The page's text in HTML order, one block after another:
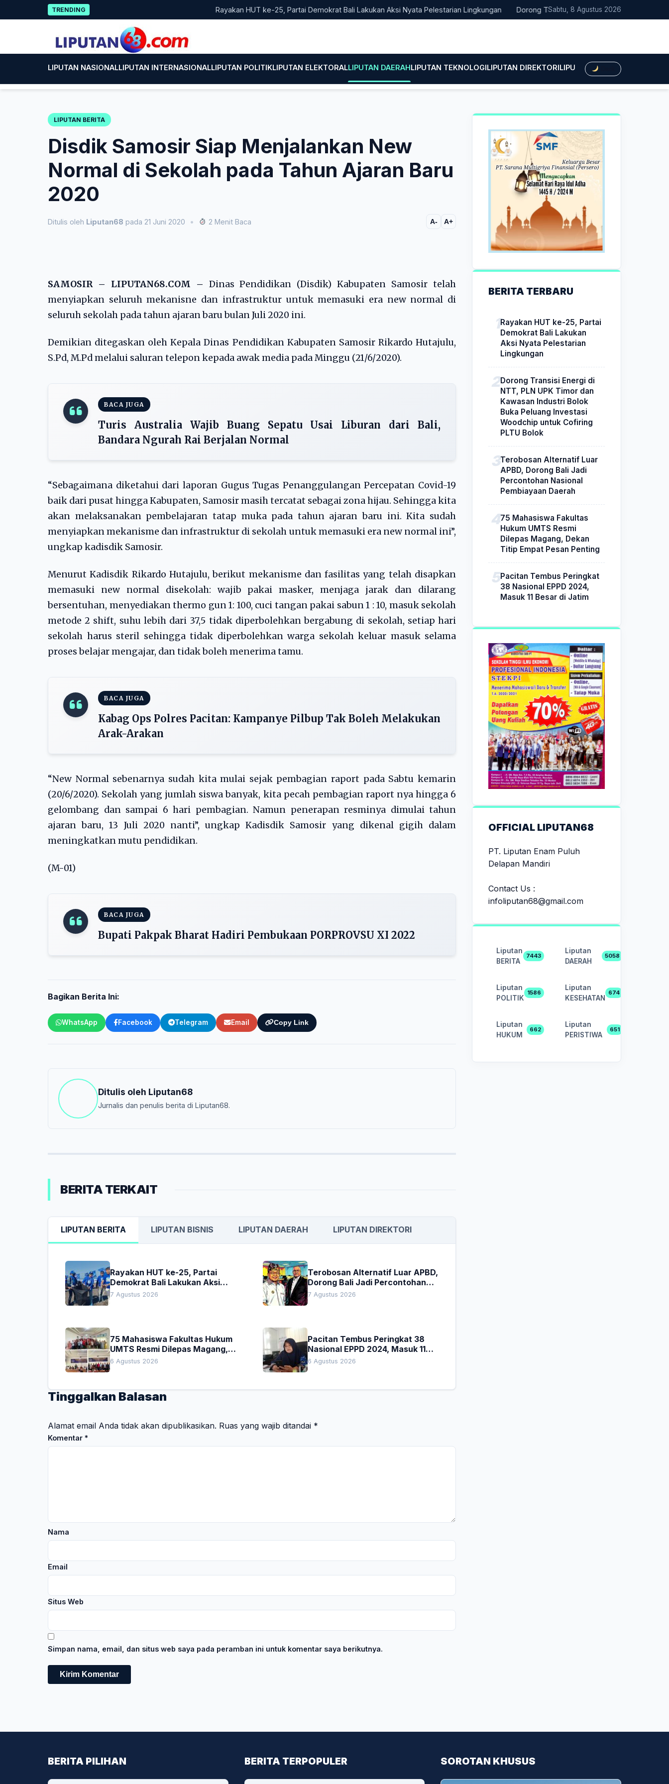
to
TRENDING Rayakan HUT ke-25, Partai Demokrat Bali Lakukan Aksi Nyata Pelestarian Lingkungan Dorong Transisi Energi di NTT, PLN UPK Timor
Sabtu, 8 Agustus 2026
LIPUTAN NASIONALLIPUTAN INTERNASIONALLIPUTAN POLITIKLIPUTAN ELEKTORALLIPUTAN DAERAHLIPUTAN TEKNOLOGILIPUTAN DIREKTORILIPUTAN HUKUMLIPUTAN
LIPUTAN BERITA
Disdik Samosir Siap Menjalankan New
Normal di Sekolah pada Tahun Ajaran Baru
2020
Ditulis oleh Liputan68 pada 21 Juni 2020 • 2 Menit Baca A- A+
SAMOSIR – LIPUTAN68.COM – Dinas Pendidikan (Disdik) Kabupaten Samosir telah
menyiapkan seluruh mekanisne dan infrastruktur untuk memasuki era new normal di
seluruh sekolah pada tahun ajaran baru bulan Juli 2020 ini.
Demikian ditegaskan oleh Kepala Dinas Pendidikan Kabupaten Samosir Rikardo Hutajulu,
S.Pd, M.Pd melalui saluran telepon kepada awak media pada Minggu (21/6/2020).
BACA JUGA
Turis Australia Wajib Buang Sepatu Usai Liburan dari Bali,
Bandara Ngurah Rai Berjalan Normal
“Sebagaimana diketahui dari laporan Gugus Tugas Penanggulangan Percepatan Covid-19
baik dari pusat hingga Kabupaten, Samosir masih tercatat sebagai zona hijau. Sehingga kita
akan melaksanakan pembelajaran tatap muka pada tahun ajaran baru ini. Kita sudah
menyiapkan mekanisme dan infrastruktur di sekolah untuk memasuki era new normal ini”,
ungkap kadisdik Samosir.
Menurut Kadisdik Rikardo Hutajulu, berikut mekanisme dan fasilitas yang telah disapkan
memasuki new normal disekolah: wajib pakai masker, menjaga jarak dan dilarang
bersentuhan, menyediakan thermo gun 1: 100, cuci tangan pakai sabun 1 : 10, masuk sekolah
metode 2 shift, suhu lebih dari 37,5 tidak diperbolehkan bergabung di sekolah, setiap hari
sekolah harus steril sehingga tidak diperbolehkan warga sekolah keluar masuk selama
proses belajar mengajar, dan tidak boleh menerima tamu.
BACA JUGA
Kabag Ops Polres Pacitan: Kampanye Pilbup Tak Boleh Melakukan
Arak-Arakan
“New Normal sebenarnya sudah kita mulai sejak pembagian raport pada Sabtu kemarin
(20/6/2020). Sekolah yang jumlah siswa banyak, kita pecah pembagian raport nya hingga 6
gelombang dan sampai 6 hari pembagian. Namun penerapan resminya dimulai tahun
ajaran baru, 13 Juli 2020 nanti”, ungkap Kadisdik Samosir yang dikenal gigih dalam
meningkatkan mutu pendidikan.
(M-01)
BACA JUGA
Bupati Pakpak Bharat Hadiri Pembukaan PORPROVSU XI 2022
Bagikan Berita Ini:
WhatsApp Facebook Telegram Email Copy Link
Ditulis oleh Liputan68
Jurnalis dan penulis berita di Liputan68.
BERITA TERKAIT
LIPUTAN BERITA LIPUTAN BISNIS LIPUTAN DAERAH LIPUTAN DIREKTORI
Rayakan HUT ke-25, Partai
Demokrat Bali Lakukan Aksi
Nyata Pelestarian Lingkungan
7 Agustus 2026
Terobosan Alternatif Luar APBD,
Dorong Bali Jadi Percontohan
Nasional Pembiayaan Daerah
7 Agustus 2026
75 Mahasiswa Fakultas Hukum
UMTS Resmi Dilepas Magang,
Dekan Titip Empat Pesan
6 Agustus 2026
Pacitan Tembus Peringkat 38
Nasional EPPD 2024, Masuk 11
Besar di Jatim
6 Agustus 2026
Tinggalkan Balasan
Alamat email Anda tidak akan dipublikasikan. Ruas yang wajib ditandai *
Komentar *
Nama
Email
Situs Web
Simpan nama, email, dan situs web saya pada peramban ini untuk komentar saya berikutnya.
BERITA TERBARU
Rayakan HUT ke-25, Partai
Demokrat Bali Lakukan
Aksi Nyata Pelestarian
Lingkungan
Dorong Transisi Energi di
NTT, PLN UPK Timor dan
Kawasan Industri Bolok
Buka Peluang Investasi
Woodchip untuk Cofiring
PLTU Bolok
Terobosan Alternatif Luar
APBD, Dorong Bali Jadi
Percontohan Nasional
Pembiayaan Daerah
75 Mahasiswa Fakultas
Hukum UMTS Resmi
Dilepas Magang, Dekan
Titip Empat Pesan Penting
Pacitan Tembus Peringkat
38 Nasional EPPD 2024,
Masuk 11 Besar di Jatim
OFFICIAL LIPUTAN68
PT. Liputan Enam Puluh
Delapan Mandiri
Contact Us :
infoliputan68@gmail.com
Liputan
BERITA
7443
Liputan
DAERAH
5058
Liputan
POLITIK
1586
Liputan
KESEHATAN
674
Liputan
HUKUM
662
Liputan
PERISTIWA
651
BERITA PILIHAN BERITA TERPOPULER SOROTAN KHUSUS